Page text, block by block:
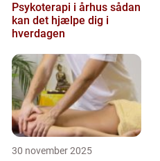
Psykoterapi i århus sådan
kan det hjælpe dig i
hverdagen
30 november 2025